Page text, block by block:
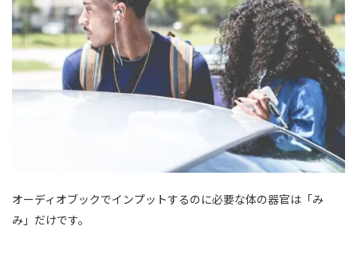
オーディオブックでインプットするのに必要な体の器官は「み
み」だけです。